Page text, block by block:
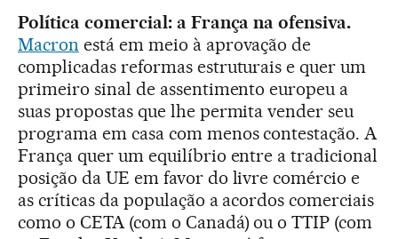
Política comercial: a França na ofensiva.
Macron está em meio à aprovação de
complicadas reformas estruturais e quer um
primeiro sinal de assentimento europeu a
suas propostas que lhe permita vender seu
programa em casa com menos contestação. A
França quer um equilíbrio entre a tradicional
posição da UE em favor do livre comércio e
as críticas da população a acordos comerciais
como o CETA (com o Canadá) ou o TTIP (com